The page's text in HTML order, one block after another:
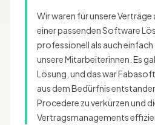
Wir waren für unsere Verträge
einer passenden Software
professionell als auch einfach
unsere Mitarbeiterinnen. Es
Lösung, und das war
aus dem Bedürfnis
Procedere zu verkürzen und
Vertragsmanagements